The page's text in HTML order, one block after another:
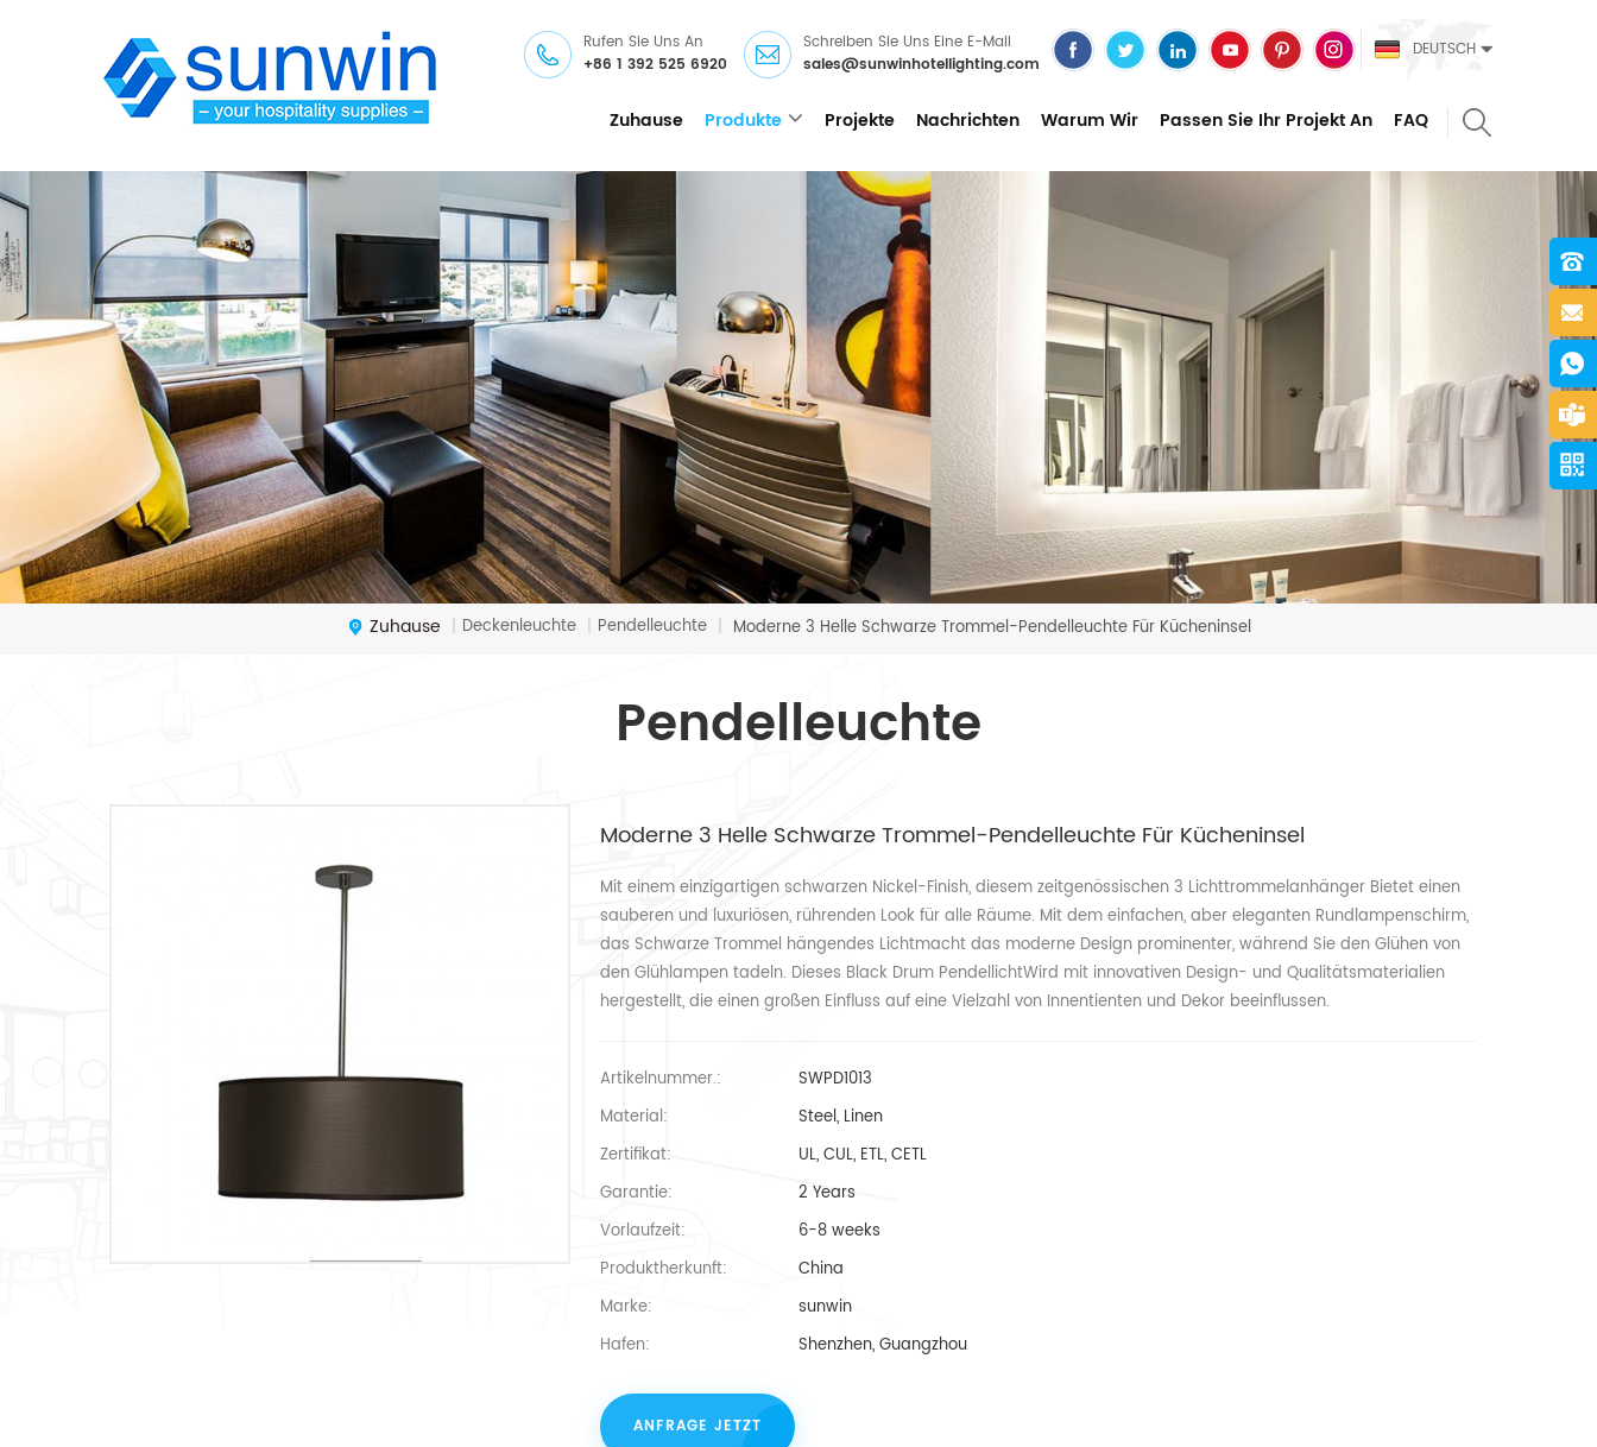
DEUTSCH
Rufen Sie Uns An
+86 1 392 525 6920
Schreiben Sie Uns Eine E-Mail
sales@sunwinhotellighting.com
Zuhause Produkte Projekte Nachrichten Warum Wir Passen Sie Ihr Projekt An FAQ
Zuhause | Deckenleuchte | Pendelleuchte | Moderne 3 Helle Schwarze Trommel-Pendelleuchte Für Kücheninsel
Pendelleuchte
Moderne 3 Helle Schwarze Trommel-Pendelleuchte Für Kücheninsel
Mit einem einzigartigen schwarzen Nickel-Finish, diesem zeitgenössischen 3 Lichttrommelanhänger Bietet einen
sauberen und luxuriösen, rührenden Look für alle Räume. Mit dem einfachen, aber eleganten Rundlampenschirm,
das Schwarze Trommel hängendes Lichtmacht das moderne Design prominenter, während Sie den Glühen von
den Glühlampen tadeln. Dieses Black Drum PendellichtWird mit innovativen Design- und Qualitätsmaterialien
hergestellt, die einen großen Einfluss auf eine Vielzahl von Innentienten und Dekor beeinflussen.
Artikelnummer.:
SWPD1013
Material:
Steel, Linen
Zertifikat:
UL, CUL, ETL, CETL
Garantie:
2 Years
Vorlaufzeit:
6-8 weeks
Produktherkunft:
China
Marke:
sunwin
Hafen:
Shenzhen, Guangzhou
ANFRAGE JETZT